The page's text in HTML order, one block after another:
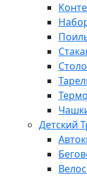
Детский